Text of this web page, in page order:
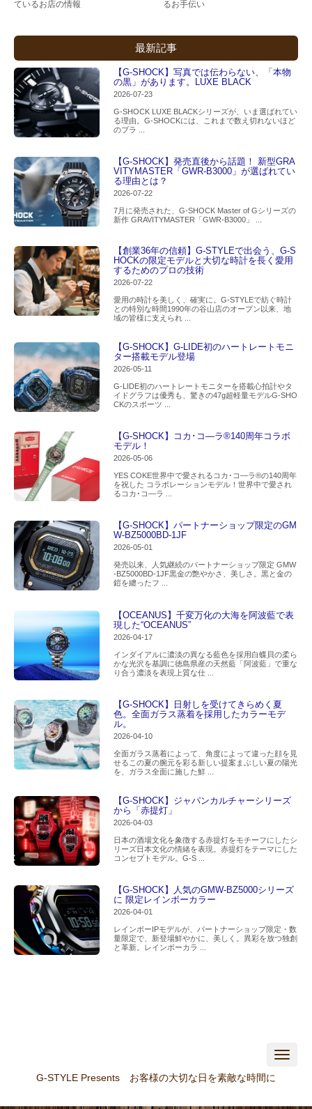
ているお店の情報
るお手伝い
最新記事
【G-SHOCK】写真では伝わらない、「本物
の黒」があります。LUXE BLACK
2026-07-23
G-SHOCK LUXE BLACKシリーズが、いま選ばれてい
る理由。G-SHOCKには、これまで数え切れないほど
のブラ ...
【G-SHOCK】発売直後から話題！ 新型GRA
VITYMASTER「GWR-B3000」が選ばれてい
る理由とは？
2026-07-22
7月に発売された、G-SHOCK Master of Gシリーズの
新作 GRAVITYMASTER「GWR-B3000」 ...
【創業36年の信頼】G-STYLEで出会う、G-S
HOCKの限定モデルと大切な時計を長く愛用
するためのプロの技術
2026-07-22
愛用の時計を美しく、確実に。G-STYLEで紡ぐ時計
との特別な時間1990年の谷山店のオープン以来、地
域の皆様に支えられ ...
【G-SHOCK】G-LIDE初のハートレートモニ
ター搭載モデル登場
2026-05-11
G-LIDE初のハートレートモニターを搭載心拍計やタ
イドグラフは優秀も、驚きの47g超軽量モデルG-SHO
CKのスポーツ ...
【G-SHOCK】コカ･コ―ラ®140周年コラボ
モデル！
2026-05-06
YES COKE世界中で愛されるコカ･コ―ラ®の140周年
を祝した コラボレーションモデル！世界中で愛され
るコカ･コ―ラ ...
【G-SHOCK】パートナーショップ限定のGM
W-BZ5000BD-1JF
2026-05-01
発売以来、人気継続のパートナーショップ限定 GMW
-BZ5000BD-1JF黒金の艶やかさ、美しさ。黒と金の
鎧を纏ったフ ...
【OCEANUS】千変万化の大海を阿波藍で表
現した“OCEANUS”
2026-04-17
インダイアルに濃淡の異なる藍色を採用白蝶貝の柔ら
かな光沢を基調に徳島県産の天然藍「阿波藍」で重な
り合う濃淡を表現上質な仕 ...
【G-SHOCK】日射しを受けてきらめく夏
色。全面ガラス蒸着を採用したカラーモデ
ル。
2026-04-10
全面ガラス蒸着によって、角度によって違った顔を見
せるこの夏の腕元を彩る新しい提案まぶしい夏の陽光
を、ガラス全面に施した鮮 ...
【G-SHOCK】ジャパンカルチャーシリーズ
から「赤提灯」
2026-04-03
日本の酒場文化を象徴する赤提灯をモチーフにしたシ
リーズ日本文化の情緒を表現。赤提灯をテーマにした
コンセプトモデル。G-S ...
【G-SHOCK】人気のGMW-BZ5000シリーズ
に 限定レインボーカラー
2026-04-01
レインボーIPモデルが、パートナーショップ限定・数
量限定で、新登場鮮やかに、美しく。異彩を放つ独創
と革新。レインボーカラ ...
N
G-STYLE Presents お客様の大切な日を素敵な時間に